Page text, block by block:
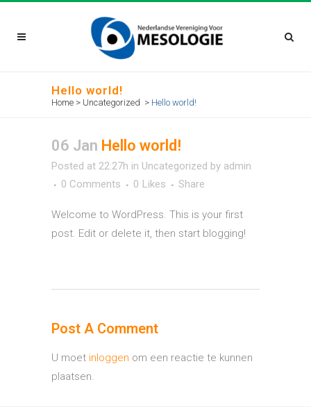
Hello world!
Home > Uncategorized > Hello world!
06 Jan Hello world!
Posted at 22:27h in Uncategorized by admin
0 Comments
0 Likes Share
Welcome to WordPress. This is your first
post. Edit or delete it, then start blogging!
Post A Comment
U moet inloggen om een reactie te kunnen
plaatsen.